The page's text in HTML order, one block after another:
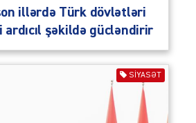
illərdə Türk dövlətləri
şəkildə gücləndirir
SIYASƏT